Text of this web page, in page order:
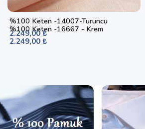
%100 Keten -14007-Turuncu
2.249,00 ₺
%100 Keten -16667 - Krem
2.249,00 ₺